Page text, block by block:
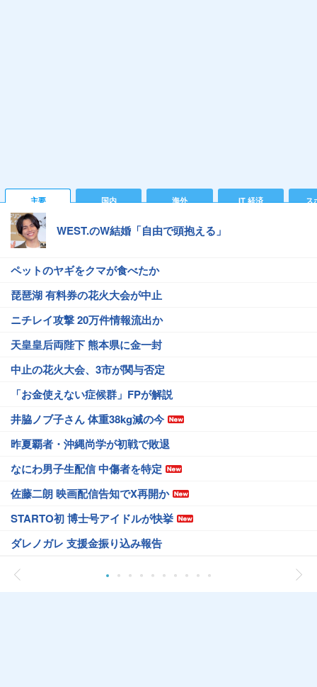
主要 国内 海外 IT 経済 ス
WEST.のW結婚「自由で頭抱える」
ペットのヤギをクマが食べたか
琵琶湖 有料券の花火大会が中止
ニチレイ攻撃 20万件情報流出か
天皇皇后両陛下 熊本県に金一封
中止の花火大会、3市が関与否定
「お金使えない症候群」FPが解説
井脇ノブ子さん 体重38kg減の今
昨夏覇者・沖縄尚学が初戦で敗退
なにわ男子生配信 中傷者を特定
佐藤二朗 映画配信告知でX再開か
STARTO初 博士号アイドルが快挙
ダレノガレ 支援金振り込み報告